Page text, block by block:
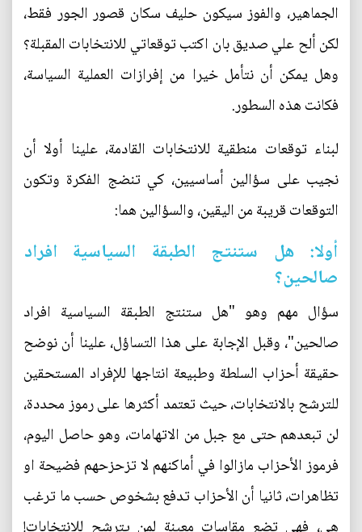
الجماهير، والفوز سيكون حليف سكان قصور الجور فقط،
لكن ألح علي صديق بان اكتب توقعاتي للانتخابات المقبلة؟
وهل يمكن أن نتأمل خيرا من إفرازات العملية السياسة،
فكانت هذه السطور.
لبناء توقعات منطقية للانتخابات القادمة، علينا أولا أن
نجيب على سؤالين أساسيين، كي تنضج الفكرة وتكون
التوقعات قريبة من اليقين، والسؤالين هما:
أولا: هل ستنتج الطبقة السياسية افراد
صالحين؟
سؤال مهم وهو "هل ستنتج الطبقة السياسية افراد
صالحين"، وقبل الإجابة على هذا التساؤل، علينا أن نوضح
حقيقة أحزاب السلطة وطبيعة انتاجها للإفراد المستحقين
للترشح بالانتخابات، حيث تعتمد أكثرها على رموز محددة،
لن تبعدهم حتى مع جبل من الاتهامات، وهو حاصل اليوم،
فرموز الأحزاب مازالوا في أماكنهم لا تزحزحهم فضيحة او
تظاهرات، ثانيا أن الأحزاب تدفع بشخوص حسب ما ترغب